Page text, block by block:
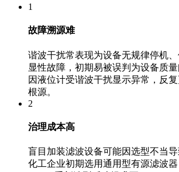
1
故障溯源难
谐波干扰常表现为设备无规律停机
显性故障，初期易被误判为设备质
因液位计受谐波干扰显示异常，反
根源。
2
治理成本高
盲目加装滤波设备可能因选型不当
化工企业初期选用通用型有源滤波